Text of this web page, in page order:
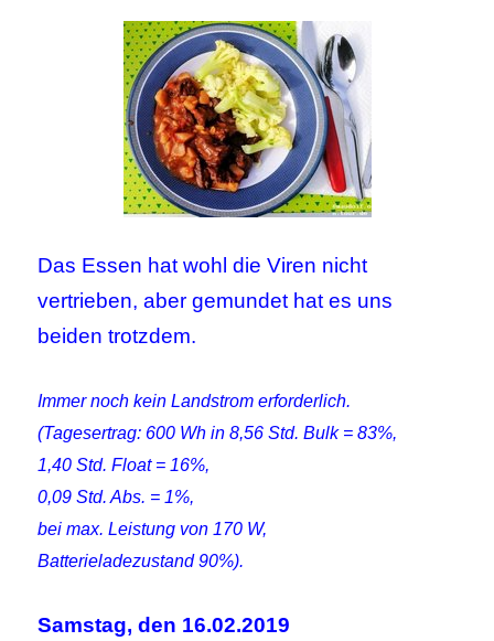
Das Essen hat wohl die Viren nicht
vertrieben, aber gemundet hat es uns
beiden trotzdem.
Immer noch kein Landstrom erforderlich.
(Tagesertrag: 600 Wh in 8,56 Std. Bulk = 83%,
1,40 Std. Float = 16%,
0,09 Std. Abs. = 1%,
bei max. Leistung von 170 W,
Batterieladezustand 90%).
Samstag, den 16.02.2019